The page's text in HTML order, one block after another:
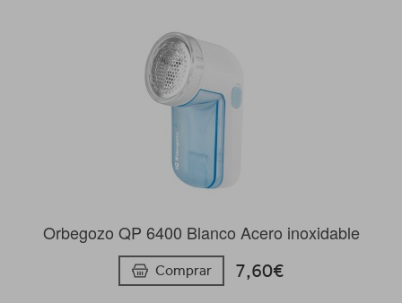
Orbegozo QP 6400 Blanco Acero inoxidable
Comprar 7,60€